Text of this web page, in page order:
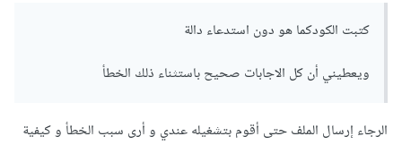
كتبت الكودكما هو دون استدعاء دالة
ويعطيني أن كل الاجابات صحيح باستثناء ذلك الخطأ
الرجاء إرسال الملف حتى أقوم بتشغيله عندي و أرى سبب الخطأ و كيفية